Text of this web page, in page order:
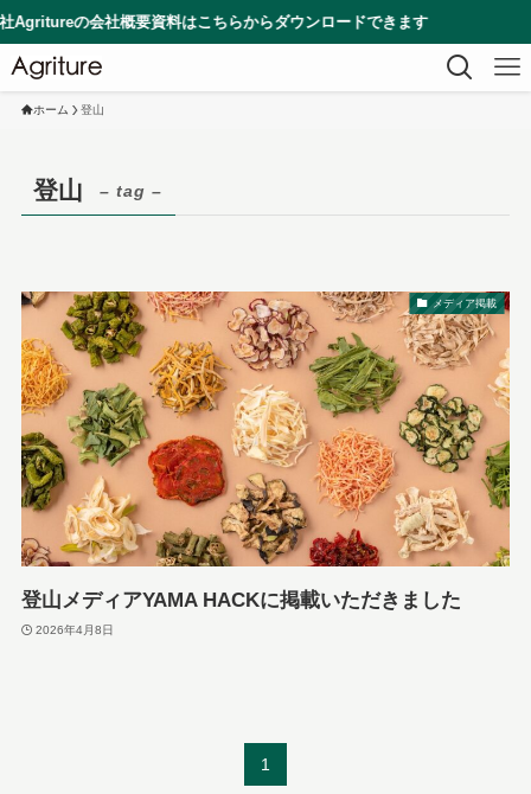
の会社概要資料はこちらからダウンロードできます
ホーム 登山
登山 – tag –
メディア掲載
登山メディアYAMA HACKに掲載いただきました
2026年4月8日
1